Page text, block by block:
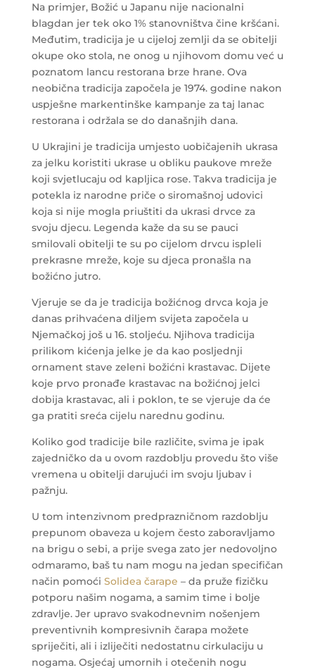
Na primjer, Božić u Japanu nije nacionalni
blagdan jer tek oko 1% stanovništva čine kršćani.
Međutim, tradicija je u cijeloj zemlji da se obitelji
okupe oko stola, ne onog u njihovom domu već u
poznatom lancu restorana brze hrane. Ova
neobična tradicija započela je 1974. godine nakon
uspješne markentinške kampanje za taj lanac
restorana i održala se do današnjih dana.
U Ukrajini je tradicija umjesto uobičajenih ukrasa
za jelku koristiti ukrase u obliku paukove mreže
koji svjetlucaju od kapljica rose. Takva tradicija je
potekla iz narodne priče o siromašnoj udovici
koja si nije mogla priuštiti da ukrasi drvce za
svoju djecu. Legenda kaže da su se pauci
smilovali obitelji te su po cijelom drvcu ispleli
prekrasne mreže, koje su djeca pronašla na
božićno jutro.
Vjeruje se da je tradicija božićnog drvca koja je
danas prihvaćena diljem svijeta započela u
Njemačkoj još u 16. stoljeću. Njihova tradicija
prilikom kićenja jelke je da kao posljednji
ornament stave zeleni božićni krastavac. Dijete
koje prvo pronađe krastavac na božićnoj jelci
dobija krastavac, ali i poklon, te se vjeruje da će
ga pratiti sreća cijelu narednu godinu.
Koliko god tradicije bile različite, svima je ipak
zajedničko da u ovom razdoblju provedu što više
vremena u obitelji darujući im svoju ljubav i
pažnju.
U tom intenzivnom predprazničnom razdoblju
prepunom obaveza u kojem često zaboravljamo
na brigu o sebi, a prije svega zato jer nedovoljno
odmaramo, baš tu nam mogu na jedan specifičan
način pomoći Solidea čarape – da pruže fizičku
potporu našim nogama, a samim time i bolje
zdravlje. Jer upravo svakodnevnim nošenjem
preventivnih kompresivnih čarapa možete
spriječiti, ali i izliječiti nedostatnu cirkulaciju u
nogama. Osjećaj umornih i otečenih nogu